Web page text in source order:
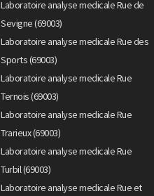
Laboratoire analyse medicale Rue de
Sevigne (69003)
Laboratoire analyse medicale Rue des
Sports (69003)
Laboratoire analyse medicale Rue
Ternois (69003)
Laboratoire analyse medicale Rue
Trarieux (69003)
Laboratoire analyse medicale Rue
Turbil (69003)
Laboratoire analyse medicale Rue et